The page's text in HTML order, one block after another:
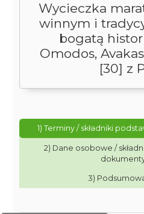
Wycieczka
winnym i
bogatą
Omodos,
[30] z
1) Terminy / składniki
2) Dane osobowe /
3)